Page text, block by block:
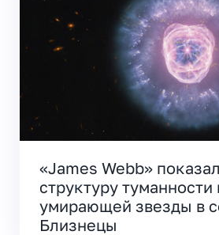
«James Webb»
структуру туманности
умирающей звезды в
Близнецы